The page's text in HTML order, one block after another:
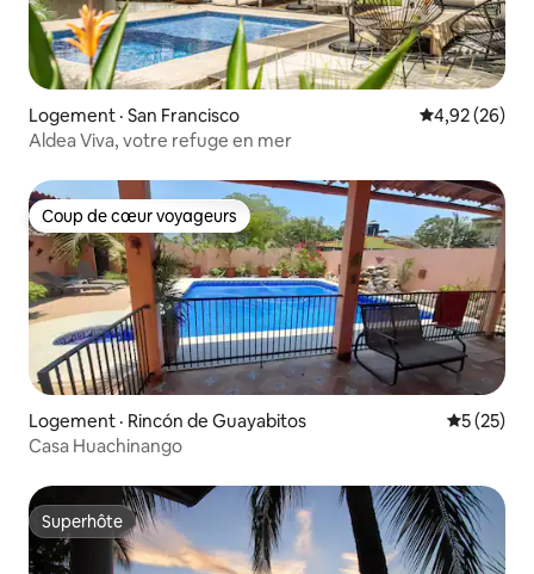
Logement · San Francisco Note
4,92 (26)
Aldea Viva, votre refuge en mer
Coup de cœur voyageurs
Coup de cœur voyageurs
Logement · Rincón de Guayabitos Note
5 (25)
Casa Huachinango
Superhôte
Superhôte